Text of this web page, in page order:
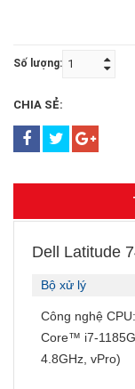
Số lượng:
CHIA SẺ:
Dell Latitude
Bộ xử lý
Công nghệ CPU:
Core™ i7-
4.8GHz, vPro)